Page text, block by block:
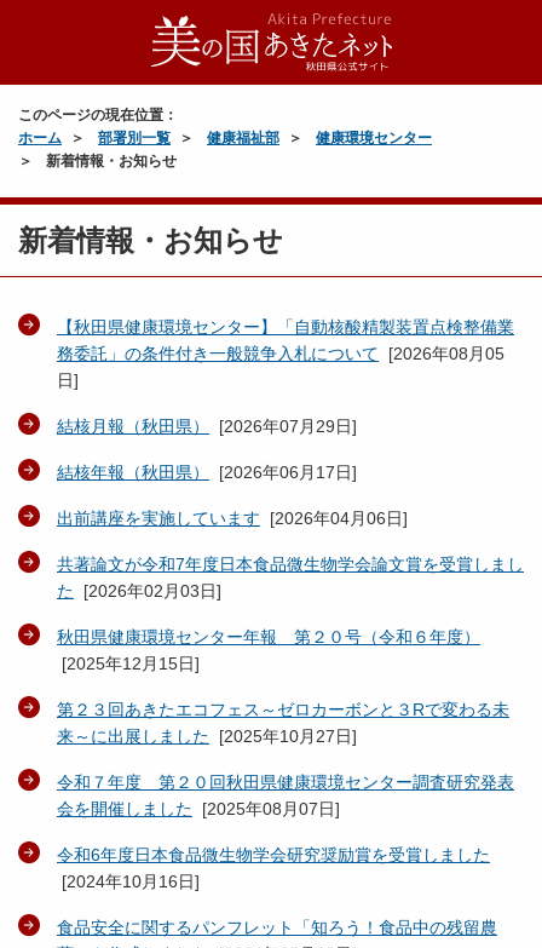
このページの現在位置：
ホーム
部署別一覧 健康福祉部
健康環境センター
新着情報・お知らせ
新着情報・お知らせ
【秋田県健康環境センター】「自動核酸精製装置点検整備業
務委託」の条件付き一般競争入札について [2026年08月05
日]
結核月報（秋田県） [2026年07月29日]
結核年報（秋田県） [2026年06月17日]
出前講座を実施しています [2026年04月06日]
共著論文が令和7年度日本食品微生物学会論文賞を受賞しまし
た [2026年02月03日]
秋田県健康環境センター年報 第２０号（令和６年度）
[2025年12月15日]
第２３回あきたエコフェス～ゼロカーボンと３Rで変わる未
来～に出展しました [2025年10月27日]
令和７年度 第２０回秋田県健康環境センター調査研究発表
会を開催しました [2025年08月07日]
令和6年度日本食品微生物学会研究奨励賞を受賞しました
[2024年10月16日]
食品安全に関するパンフレット「知ろう！食品中の残留農